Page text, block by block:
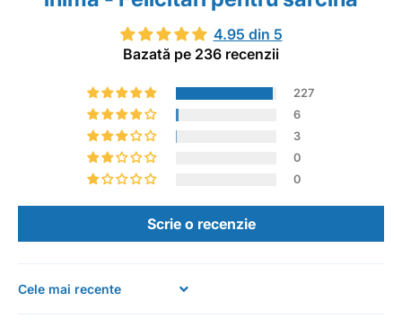
4.95 din 5
Bazată pe 236 recenzii
227
6
3
0
0
Scrie o recenzie
Sort by